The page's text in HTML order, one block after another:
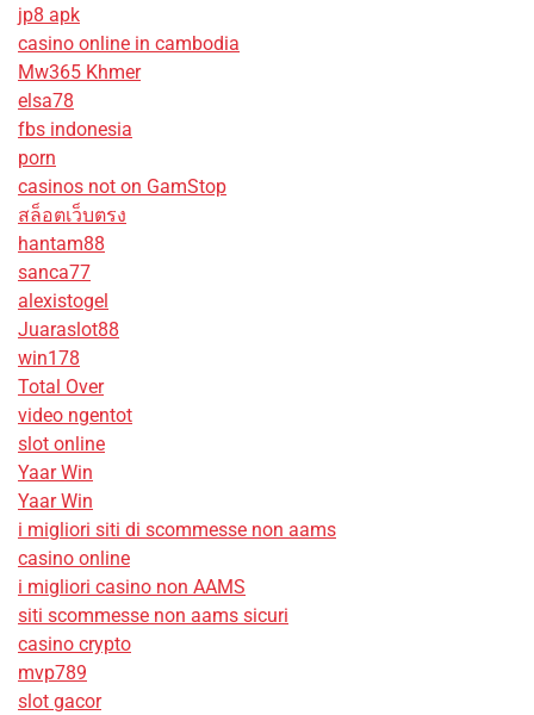
jp8 apk
casino online in cambodia
Mw365 Khmer
elsa78
fbs indonesia
porn
casinos not on GamStop
สล็อตเว็บตรง
hantam88
sanca77
alexistogel
Juaraslot88
win178
Total Over
video ngentot
slot online
Yaar Win
Yaar Win
i migliori siti di scommesse non aams
casino online
i migliori casino non AAMS
siti scommesse non aams sicuri
casino crypto
mvp789
slot gacor